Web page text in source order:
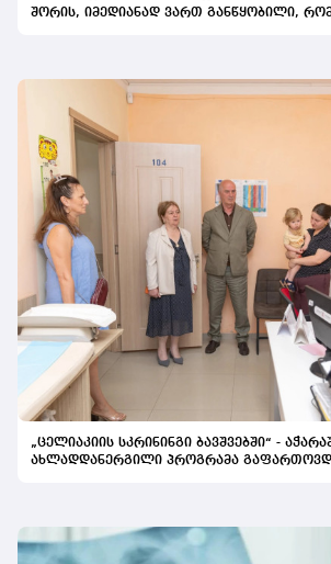
შორის, იმედიანად ვართ განწყობილი,
„ცელიაკიის სკრინინგი ბავშვებში“ -
ახლადდანერგილი პროგრამა